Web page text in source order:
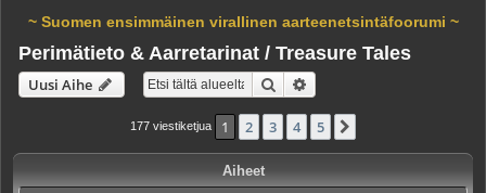
~ Suomen ensimmäinen virallinen aarteenetsintäfoorumi ~
Perimätieto & Aarretarinat / Treasure Tales
Uusi Aihe Etsi
177 viestiketjua 1 2 3 4 5
Aiheet